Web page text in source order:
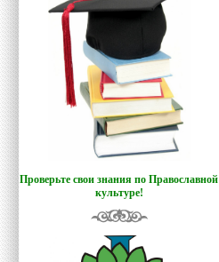
Проверьте свои знания по Православной
культуре!